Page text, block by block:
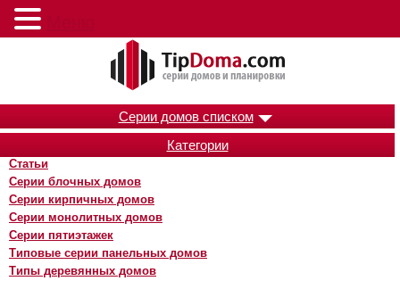
Серии домов списком
Категории
Статьи
Серии блочных домов
Серии кирпичных домов
Серии монолитных домов
Серии пятиэтажек
Типовые серии панельных домов
Типы деревянных домов